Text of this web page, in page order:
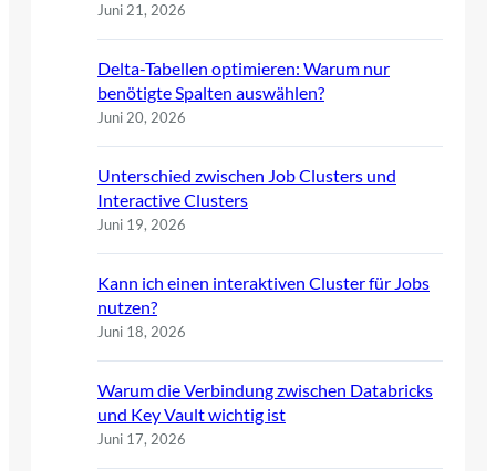
Juni 21, 2026
Delta-Tabellen optimieren: Warum nur
benötigte Spalten auswählen?
Juni 20, 2026
Unterschied zwischen Job Clusters und
Interactive Clusters
Juni 19, 2026
Kann ich einen interaktiven Cluster für Jobs
nutzen?
Juni 18, 2026
Warum die Verbindung zwischen Databricks
und Key Vault wichtig ist
Juni 17, 2026